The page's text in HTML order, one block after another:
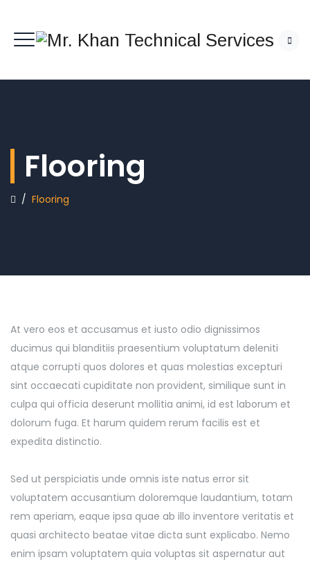
Flooring
/ Flooring
At vero eos et accusamus et iusto odio dignissimos
ducimus qui blanditiis praesentium voluptatum deleniti
atque corrupti quos dolores et quas molestias excepturi
sint occaecati cupiditate non provident, similique sunt in
culpa qui officia deserunt mollitia animi, id est laborum et
dolorum fuga. Et harum quidem rerum facilis est et
expedita distinctio.
Sed ut perspiciatis unde omnis iste natus error sit
voluptatem accusantium doloremque laudantium, totam
rem aperiam, eaque ipsa quae ab illo inventore veritatis et
quasi architecto beatae vitae dicta sunt explicabo. Nemo
enim ipsam voluptatem quia voluptas sit aspernatur aut